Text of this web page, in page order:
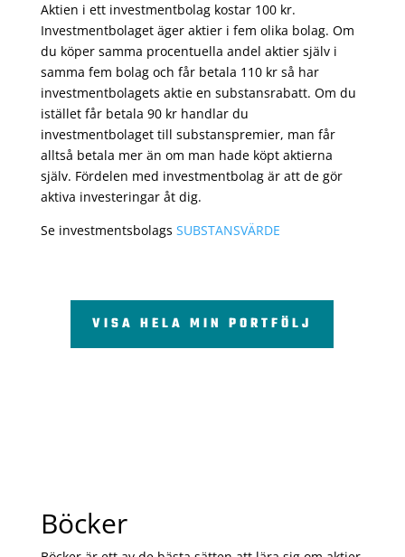
Aktien i ett investmentbolag kostar 100 kr.
Investmentbolaget äger aktier i fem olika bolag. Om
du köper samma procentuella andel aktier själv i
samma fem bolag och får betala 110 kr så har
investmentbolagets aktie en substansrabatt. Om du
istället får betala 90 kr handlar du
investmentbolaget till substanspremier, man får
alltså betala mer än om man hade köpt aktierna
själv. Fördelen med investmentbolag är att de gör
aktiva investeringar åt dig.
Se investmentsbolags SUBSTANSVÄRDE
VISA HELA MIN PORTFÖLJ
Böcker